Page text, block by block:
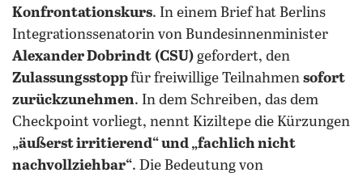
Konfrontationskurs. In einem Brief hat Berlins
Integrationssenatorin von Bundesinnenminister
Alexander Dobrindt (CSU) gefordert, den
Zulassungsstoppfür freiwillige Teilnahmen sofort
zurückzunehmen. In dem Schreiben, das dem
Checkpoint vorliegt, nennt Kiziltepe die Kürzungen
„äußerst irritierend“ und „fachlich nicht
nachvollziehbar“. Die Bedeutung von